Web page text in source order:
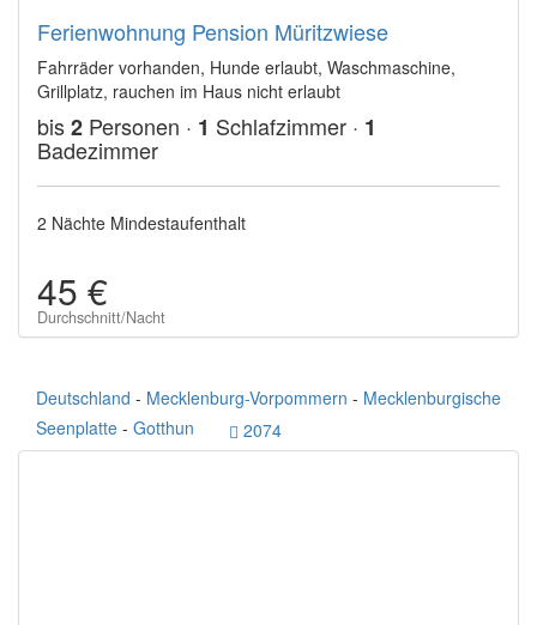
Ferienwohnung Pension Müritzwiese
Fahrräder vorhanden, Hunde erlaubt, Waschmaschine,
Grillplatz, rauchen im Haus nicht erlaubt
bis2 Personen · 1 Schlafzimmer · 1
Badezimmer
2 Nächte Mindestaufenthalt
45 €
Durchschnitt/Nacht
Deutschland - Mecklenburg-Vorpommern - Mecklenburgische
Seenplatte - Gotthun 2074